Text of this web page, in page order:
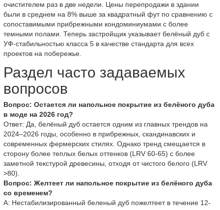
очистителем раз в две недели. Цены перепродажи в здании
были в среднем на 8% выше за квадратный фут по сравнению с
сопоставимыми прибрежными кондоминиумами с более
темными полами. Теперь застройщик указывает белёный дуб с
УФ-стабильностью класса 5 в качестве стандарта для всех
проектов на побережье.
Раздел часто задаваемых
вопросов
Вопрос: Остается ли напольное покрытие из белёного дуба
в моде на 2026 год?
Ответ: Да, белёный дуб остается одним из главных трендов на
2024–2026 годы, особенно в прибрежных, скандинавских и
современных фермерских стилях. Однако тренд смещается в
сторону более теплых белых оттенков (LRV 60-65) с более
заметной текстурой древесины, отходя от чистого белого (LRV
>80).
Вопрос: Желтеет ли напольное покрытие из белёного дуба
со временем?
A: Нестабилизированный беленый дуб пожелтеет в течение 12-